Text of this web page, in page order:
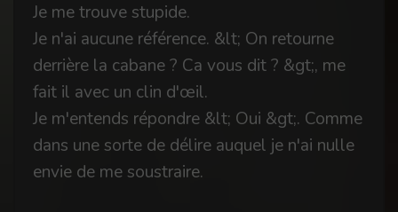
Je me trouve stupide.
Je n'ai aucune référence. &lt; On retourne
derrière la cabane ? Ca vous dit ? &gt;, me
fait il avec un clin d'œil.
Je m'entends répondre &lt; Oui &gt;. Comme
dans une sorte de délire auquel je n'ai nulle
envie de me soustraire.